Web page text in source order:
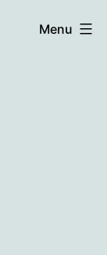
Menu